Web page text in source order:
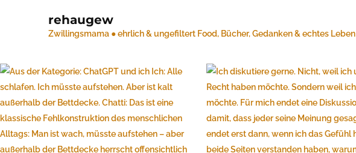
rehaugew
Zwillingsmama ● ehrlich & ungefiltert Food, Bücher, Gedanken & echtes Leben